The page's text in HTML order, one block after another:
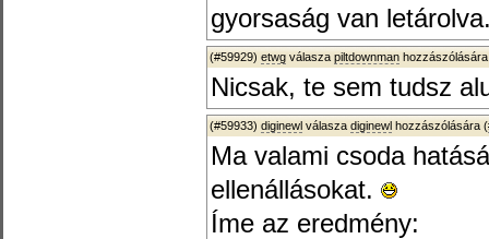
gyorsaság van
(#59929) etwg válasza piltdownman
Nicsak, te sem tudsz
(#59933) diginewl válasza diginewl hozzászólására (
Ma valami csoda
ellenállásokat.
Íme az eredmény: